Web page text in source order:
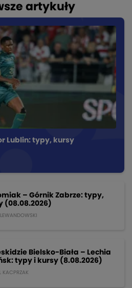
artykuły
Lublin: typy, kursy
– Górnik Zabrze: typy,
(08.08.2026)
Bielsko-Biała – Lechia
typy i kursy (8.08.2026)
KACPRZAK